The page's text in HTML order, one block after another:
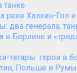
танке
реке Халхин-Гол
два генерала,
Берлине и
татары: герои в
Польше и